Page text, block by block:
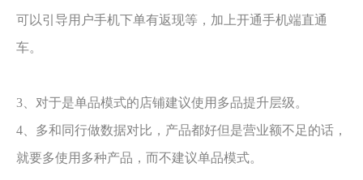
可以引导用户手机下单有返现等，加上开通手机端直通
车。
3、对于是单品模式的店铺建议使用多品提升层级。
4、多和同行做数据对比，产品都好但是营业额不足的话，
就要多使用多种产品，而不建议单品模式。